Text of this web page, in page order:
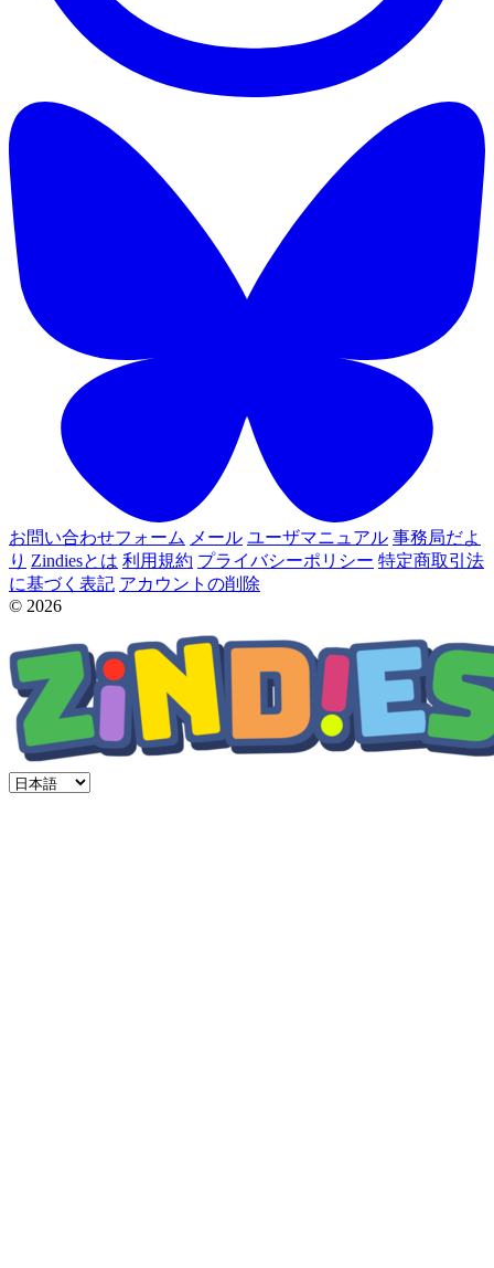
お問い合わせフォーム メール ユーザマニュアル 事務局だよ
り Zindiesとは 利用規約 プライバシーポリシー 特定商取引法
に基づく表記 アカウントの削除
© 2026